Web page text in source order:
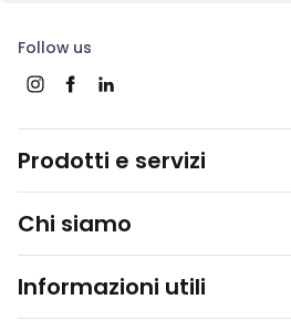
Follow us
Prodotti e servizi
Chi siamo
Informazioni utili